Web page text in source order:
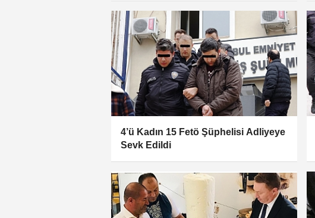
4’ü Kadın 15 Fetö Şüphelisi Adliyeye
Sevk Edildi